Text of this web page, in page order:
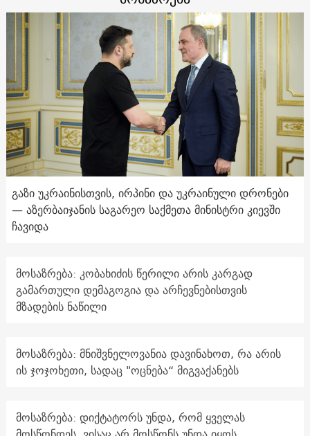
გაზი უკრაინისთვის, ირპინი და უკრაინული დრონები
— აზერბაიჯანის საგარეო საქმეთა მინისტრი კიევში
ჩავიდა
მოსაზრება: კობახიძის წერილი არის კარგად
გამართული დემაგოგია და არჩევნებისთვის
მზადების ნაწილი
მოსაზრება: მნიშვნელოვანია დავინახოთ, რა არის
ის ჯოჯოხეთი, სადაც "ოცნება“ მიგვაქანებს
მოსაზრება: დიქტატორს უნდა, რომ ყველას